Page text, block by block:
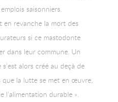
saisonniers.
en revanche la mort des
si ce mastodonte
dans leur commune. Un
alors créé au deçà de
que la lutte se met en œuvre,
l’alimentation durable ».